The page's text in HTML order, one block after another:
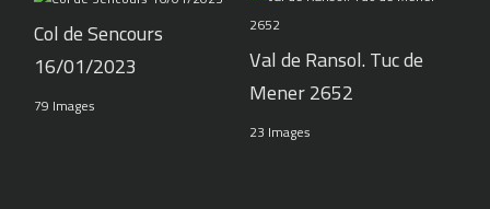
Col de Sencours
16/01/2023
79 Images
Val de Ransol. Tuc de
Mener 2652
23 Images